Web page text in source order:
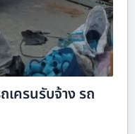
เครนรับจ้าง รถ